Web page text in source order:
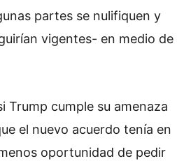
partes se nulifiquen y
vigentes- en medio de
Trump cumple su amenaza
el nuevo acuerdo tenía en
oportunidad de pedir